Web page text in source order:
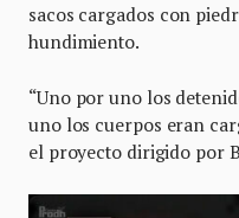
sacos cargados con
hundimiento.
“Uno por uno los
uno los cuerpos eran
el proyecto dirigido por